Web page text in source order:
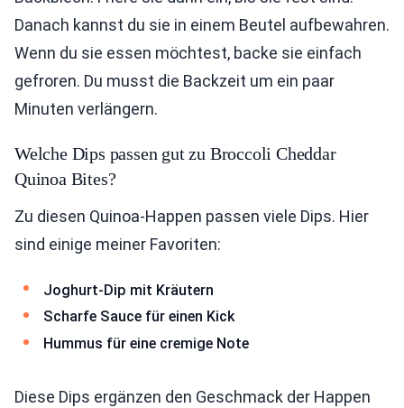
Danach kannst du sie in einem Beutel aufbewahren.
Wenn du sie essen möchtest, backe sie einfach
gefroren. Du musst die Backzeit um ein paar
Minuten verlängern.
Welche Dips passen gut zu Broccoli Cheddar
Quinoa Bites?
Zu diesen Quinoa-Happen passen viele Dips. Hier
sind einige meiner Favoriten:
Joghurt-Dip mit Kräutern
Scharfe Sauce für einen Kick
Hummus für eine cremige Note
Diese Dips ergänzen den Geschmack der Happen